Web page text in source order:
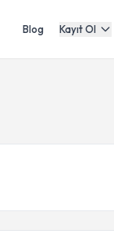
Blog Kayıt Ol